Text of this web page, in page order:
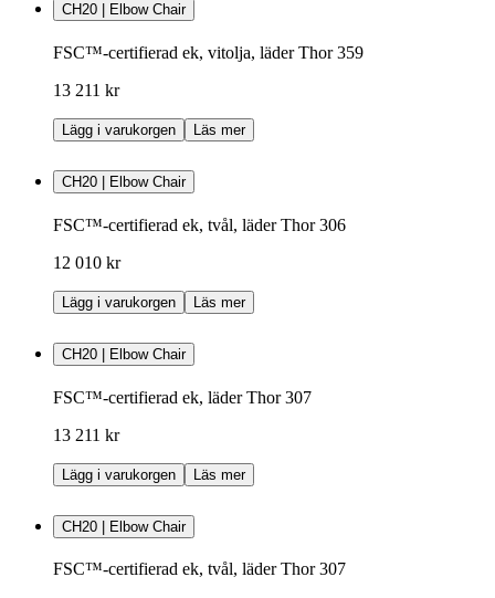
CH20 | Elbow Chair
FSC™-certifierad ek, vitolja, läder Thor 359
13 211 kr
Lägg i varukorgen Läs mer
CH20 | Elbow Chair
FSC™-certifierad ek, tvål, läder Thor 306
12 010 kr
Lägg i varukorgen Läs mer
CH20 | Elbow Chair
FSC™-certifierad ek, läder Thor 307
13 211 kr
Lägg i varukorgen Läs mer
CH20 | Elbow Chair
FSC™-certifierad ek, tvål, läder Thor 307